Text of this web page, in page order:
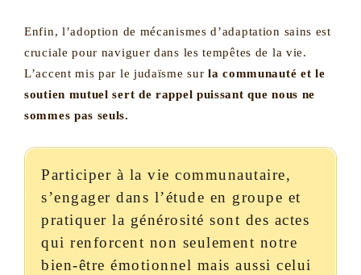
Enfin, l’adoption de mécanismes d’adaptation sains est
cruciale pour naviguer dans les tempêtes de la vie.
L’accent mis par le judaïsme surla communauté et le
soutien mutuel sert de rappel puissant que nous ne
sommes pas seuls.
Participer à la vie communautaire,
s’engager dans l’étude en groupe et
pratiquer la générosité sont des actes
qui renforcent non seulement notre
bien-être émotionnel mais aussi celui